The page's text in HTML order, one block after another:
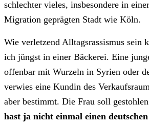
schlechter vieles, insbesondere in
Migration geprägten Stadt wie Köln.
Wie verletzend Alltagsrassismus sein
ich jüngst in einer Bäckerei. Eine
offenbar mit Wurzeln in Syrien oder
verwies eine Kundin des
aber bestimmt. Die Frau soll
hast ja nicht einmal einen deutschen